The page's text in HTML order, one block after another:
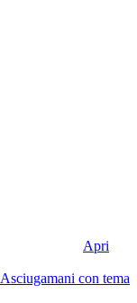
Apri
Asciugamani con tema